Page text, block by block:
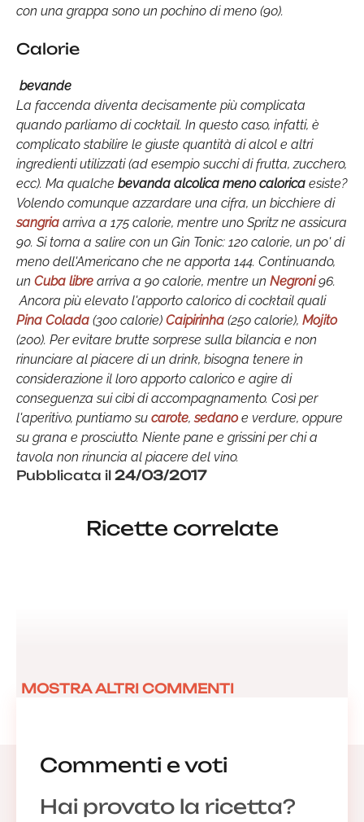
con una grappa sono un pochino di meno (90).
Calorie
bevande
La faccenda diventa decisamente più complicata
quando parliamo di cocktail. In questo caso, infatti, è
complicato stabilire le giuste quantità di alcol e altri
ingredienti utilizzati (ad esempio succhi di frutta, zucchero,
ecc). Ma qualche bevanda alcolica meno calorica esiste?
Volendo comunque azzardare una cifra, un bicchiere di
sangria arriva a 175 calorie, mentre uno Spritz ne assicura
90. Si torna a salire con un Gin Tonic: 120 calorie, un po' di
meno dell'Americano che ne apporta 144. Continuando,
un Cuba libre arriva a 90 calorie, mentre un Negroni96.
Ancora più elevato l'apporto calorico di cocktail quali
Pina Colada (300 calorie) Caipirinha (250 calorie), Mojito
(200). Per evitare brutte sorprese sulla bilancia e non
rinunciare al piacere di un drink, bisogna tenere in
considerazione il loro apporto calorico e agire di
conseguenza sui cibi di accompagnamento. Così per
l'aperitivo, puntiamo su carote,sedanoe verdure, oppure
su grana e prosciutto. Niente pane e grissini per chi a
tavola non rinuncia al piacere del vino.
Pubblicata il 24/03/2017
Ricette correlate
Commenti e voti
Hai provato la ricetta?
MOSTRA ALTRI COMMENTI